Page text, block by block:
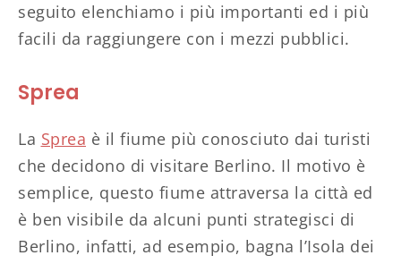
seguito elenchiamo i più importanti ed i più
facili da raggiungere con i mezzi pubblici.
Sprea
La Sprea è il fiume più conosciuto dai turisti
che decidono di visitare Berlino. Il motivo è
semplice, questo fiume attraversa la città ed
è ben visibile da alcuni punti strategisci di
Berlino, infatti, ad esempio, bagna l’Isola dei